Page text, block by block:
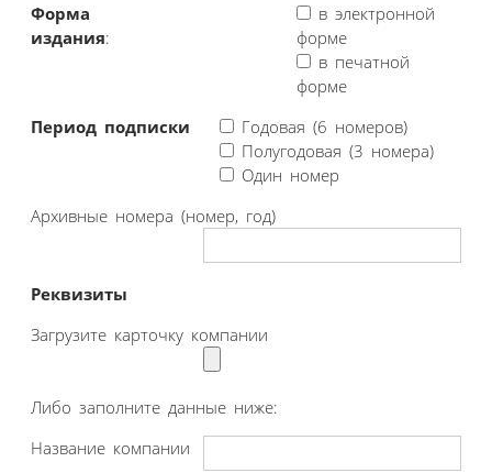
Форма
издания:
в электронной
форме
в печатной
форме
Период подписки
Годовая (6 номеров)
Полугодовая (3 номера)
Один номер
Архивные номера (номер, год)
Реквизиты
Загрузите карточку компании
Либо заполните данные ниже:
Название компании